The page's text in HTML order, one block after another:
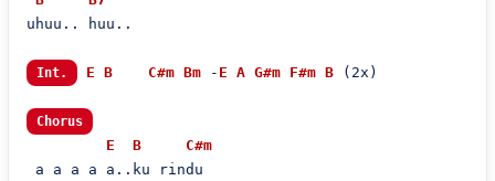
uhuu.. huu..
Int. E B C#m Bm - E A G#m F#m B (2x)
Chorus
E B
C#m
a a a a a..ku rindu